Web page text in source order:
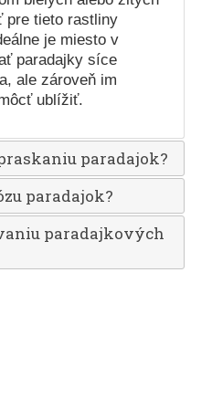
pre tieto rastliny
je miesto v
paradajky síce
ale zároveň im
ublížiť.
paradajok?
paradajok?
paradajkových